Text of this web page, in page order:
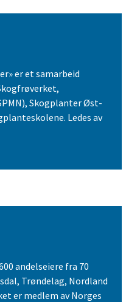
er et samarbeid
Skogplanter Øst-
Ledes av
andelseiere fra 70
Trøndelag, Nordland
er medlem av Norges